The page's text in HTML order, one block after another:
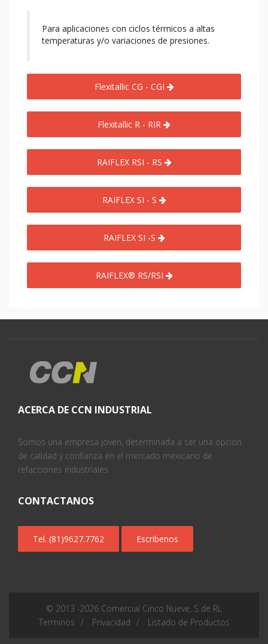
Para aplicaciones con ciclos térmicos a altas
temperaturas y/o variaciones de presiones.
Flexitallic CG - CGI
Flexitallic R - RIR
RAIFLEX RSI - RS
RAIFLEX SI - S
RAIFLEX SI -S
RAIFLEX® RS/RSI
ACERCA DE CCN INDUSTRIAL
Somos una empresa joven, determinada a ser una opción
de calidad y confianza en el mercado mexicano de
refacciones industriales.
CONTACTANOS
Tel. (81)9627.7762 Escribenos
© 2013 -2026 Comercial Cinco Nueve, S de RL
Terminos
Privacidad Listado de Productos